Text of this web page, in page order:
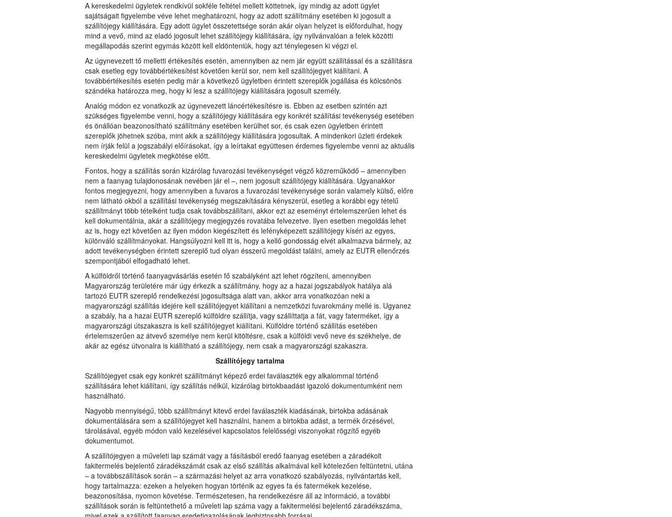
A kereskedelmi ügyletek rendkívül sokféle feltétel mellett köttetnek, így mindig az adott ügylet
sajátságait figyelembe véve lehet meghatározni, hogy az adott szállítmány esetében ki jogosult a
szállítójegy kiállítására. Egy adott ügylet összetettsége során akár olyan helyzet is előfordulhat, hogy
mind a vevő, mind az eladó jogosult lehet szállítójegy kiállítására, így nyilvánvalóan a felek közötti
megállapodás szerint egymás között kell eldönteniük, hogy azt ténylegesen ki végzi el.
Az úgynevezett tő melletti értékesítés esetén, amennyiben az nem jár együtt szállítással és a szállításra
csak esetleg egy továbbértékesítést követően kerül sor, nem kell szállítójegyet kiállítani. A
továbbértékesítés esetén pedig már a következő ügyletben érintett szereplők jogállása és kölcsönös
szándéka határozza meg, hogy ki lesz a szállítójegy kiállítására jogosult személy.
Analóg módon ez vonatkozik az úgynevezett láncértékesítésre is. Ebben az esetben szintén azt
szükséges figyelembe venni, hogy a szállítójegy kiállítására egy konkrét szállítási tevékenység esetében
és önállóan beazonosítható szállítmány esetében kerülhet sor, és csak ezen ügyletben érintett
szereplők jöhetnek szóba, mint akik a szállítójegy kiállítására jogosultak. A mindenkori üzleti érdekek
nem írják felül a jogszabályi előírásokat, így a leírtakat együttesen érdemes figyelembe venni az aktuális
kereskedelmi ügyletek megkötése előtt.
Fontos, hogy a szállítás során kizárólag fuvarozási tevékenységet végző közreműködő – amennyiben
nem a faanyag tulajdonosának nevében jár el –, nem jogosult szállítójegy kiállítására. Ugyanakkor
fontos megjegyezni, hogy amennyiben a fuvaros a fuvarozási tevékenysége során valamely külső, előre
nem látható okból a szállítási tevékenység megszakítására kényszerül, esetleg a korábbi egy tételű
szállítmányt több tételként tudja csak továbbszállítani, akkor ezt az eseményt értelemszerűen lehet és
kell dokumentálnia, akár a szállítójegy megjegyzés rovatába felvezetve. Ilyen esetben megoldás lehet
az is, hogy ezt követően az ilyen módon kiegészített és lefényképezett szállítójegy kíséri az egyes,
különváló szállítmányokat. Hangsúlyozni kell itt is, hogy a kellő gondosság elvét alkalmazva bármely, az
adott tevékenységben érintett szereplő tud olyan ésszerű megoldást találni, amely az EUTR ellenőrzés
szempontjából elfogadható lehet.
A külföldről történő faanyagvásárlás esetén fő szabályként azt lehet rögzíteni, amennyiben
Magyarország területére már úgy érkezik a szállítmány, hogy az a hazai jogszabályok hatálya alá
tartozó EUTR szereplő rendelkezési jogosultsága alatt van, akkor arra vonatkozóan neki a
magyarországi szállítás idejére kell szállítójegyet kiállítani a nemzetközi fuvarokmány mellé is. Ugyanez
a szabály, ha a hazai EUTR szereplő külföldre szállítja, vagy szállíttatja a fát, vagy faterméket, így a
magyarországi útszakaszra is kell szállítójegyet kiállítani. Külföldre történő szállítás esetében
értelemszerűen az átvevő személye nem kerül kitöltésre, csak a külföldi vevő neve és székhelye, de
akár az egész útvonalra is kiállítható a szállítójegy, nem csak a magyarországi szakaszra.
Szállítójegy tartalma
Szállítójegyet csak egy konkrét szállítmányt képező erdei faválaszték egy alkalommal történő
szállítására lehet kiállítani, így szállítás nélkül, kizárólag birtokbaadást igazoló dokumentumként nem
használható.
Nagyobb mennyiségű, több szállítmányt kitevő erdei faválaszték kiadásának, birtokba adásának
dokumentálására sem a szállítójegyet kell használni, hanem a birtokba adást, a termék őrzésével,
tárolásával, egyéb módon való kezelésével kapcsolatos felelősségi viszonyokat rögzítő egyéb
dokumentumot.
A szállítójegyen a műveleti lap számát vagy a fásításból eredő faanyag esetében a záradékolt
fakitermelés bejelentő záradékszámát csak az első szállítás alkalmával kell kötelezően feltüntetni, utána
– a továbbszállítások során – a származási helyet az arra vonatkozó szabályozás, nyilvántartás kell,
hogy tartalmazza: ezeken a helyeken hogyan történik az egyes fa és fatermékek kezelése,
beazonosítása, nyomon követése. Természetesen, ha rendelkezésre áll az információ, a további
szállítások során is feltüntethető a műveleti lap száma vagy a fakitermelési bejelentő záradékszáma,